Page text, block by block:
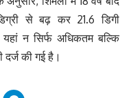
से बढ़ कर 21.6 डिगी
न सिर्फ अधिकतम बल्कि
दर्ज की गई है।